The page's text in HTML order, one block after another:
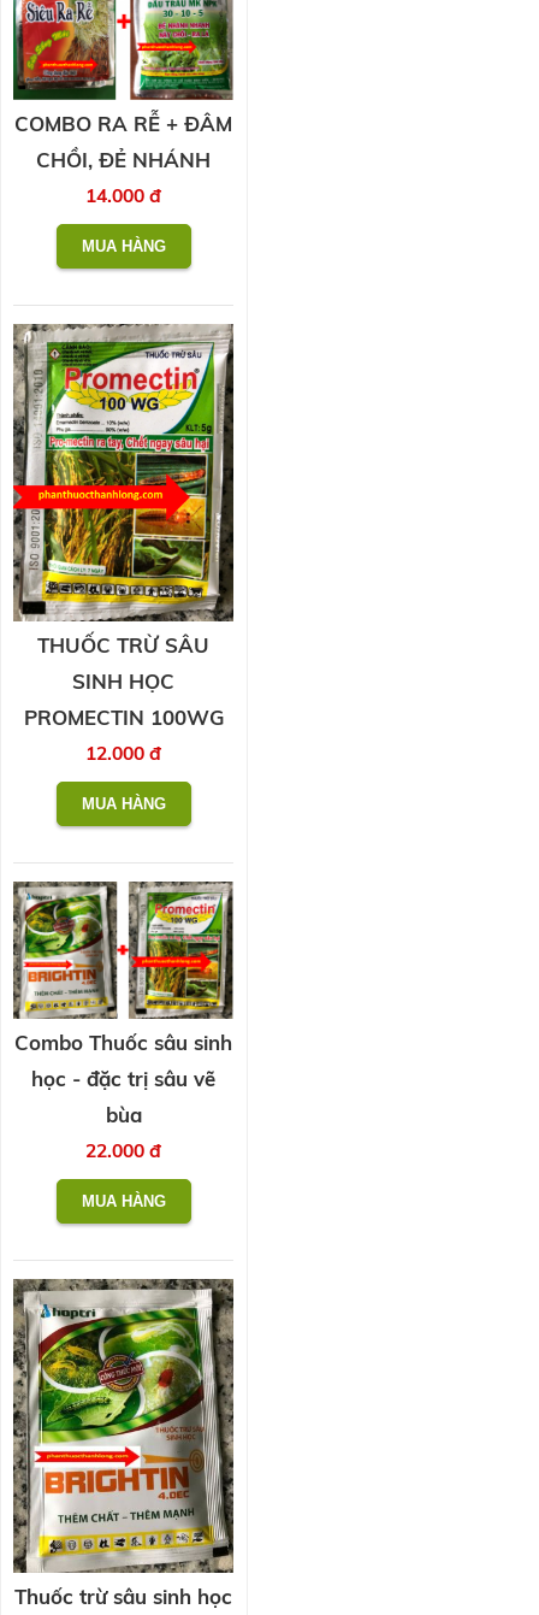
COMBO RA RỄ + ĐÂM
CHỒI, ĐẺ NHÁNH
14.000 đ
THUỐC TRỪ SÂU
SINH HỌC
PROMECTIN 100WG
12.000 đ
Combo Thuốc sâu sinh
học - đặc trị sâu vẽ
bùa
22.000 đ
Thuốc trừ sâu sinh học